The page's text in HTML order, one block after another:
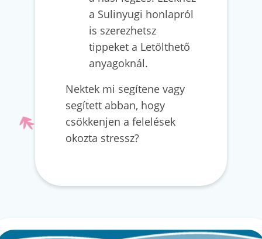
a Sulinyugi honlapról
is szerezhetsz
tippeket a Letölthető
anyagoknál.
Nektek mi segítene vagy
segített abban, hogy
csökkenjen a felelések
okozta stressz?